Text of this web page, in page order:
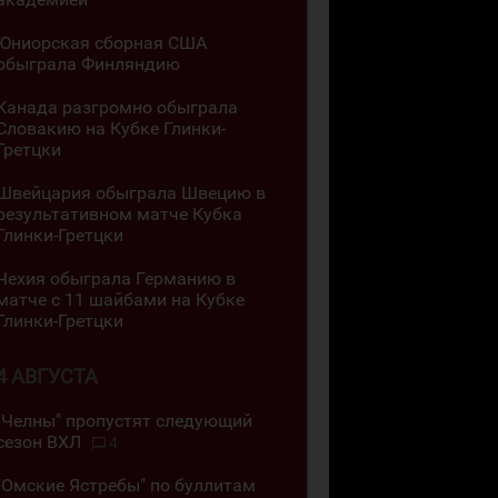
сборная США
Финляндию
разгромно обыграла
на Кубке Глинки-
обыграла Швецию в
матче Кубка
Гретцки
обыграла Германию в
с 11 шайбами на Кубке
Гретцки
АВГУСТА
пропустят следующий
ВХЛ
4
Ястребы" по буллитам